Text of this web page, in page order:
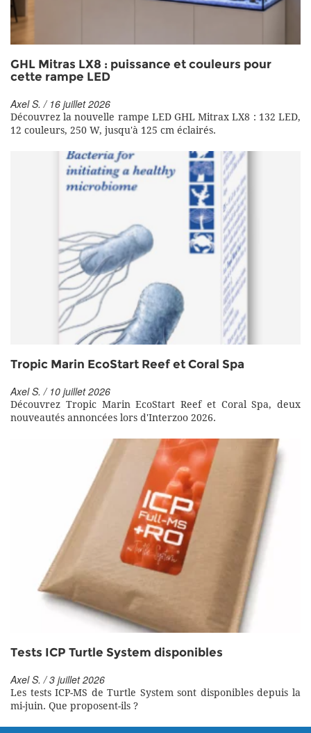
GHL Mitras LX8 : puissance et couleurs pour
cette rampe LED
Axel S. / 16 juillet 2026
Découvrez la nouvelle rampe LED GHL Mitrax LX8 : 132 LED,
12 couleurs, 250 W, jusqu'à 125 cm éclairés.
Tropic Marin EcoStart Reef et Coral Spa
Axel S. / 10 juillet 2026
Découvrez Tropic Marin EcoStart Reef et Coral Spa, deux
nouveautés annoncées lors d'Interzoo 2026.
Tests ICP Turtle System disponibles
Axel S. / 3 juillet 2026
Les tests ICP-MS de Turtle System sont disponibles depuis la
mi-juin. Que proposent-ils ?